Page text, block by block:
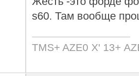
s60. Там вообще
TMS+ AZE0 Х' 13+